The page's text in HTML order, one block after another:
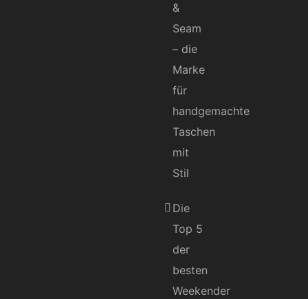
&
Seam
– die
Marke
für
handgemachte
Taschen
mit
Stil
Die
Top 5
der
besten
Weekender